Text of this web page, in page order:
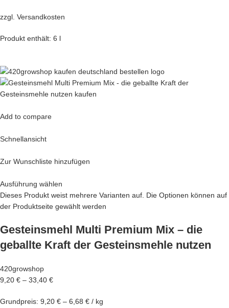
zzgl. Versandkosten
Produkt enthält: 6 l
Add to compare
Schnellansicht
Zur Wunschliste hinzufügen
Ausführung wählen
Dieses Produkt weist mehrere Varianten auf. Die Optionen können auf
der Produktseite gewählt werden
Gesteinsmehl Multi Premium Mix – die
geballte Kraft der Gesteinsmehle nutzen
420growshop
9,20 € – 33,40 €
Grundpreis: 9,20 € – 6,68 € / kg